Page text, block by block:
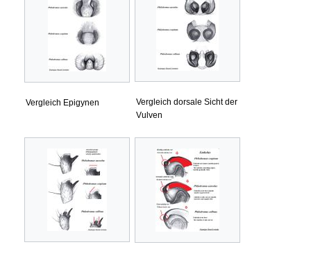
Vergleich Epigynen
Vergleich dorsale Sicht der
Vulven